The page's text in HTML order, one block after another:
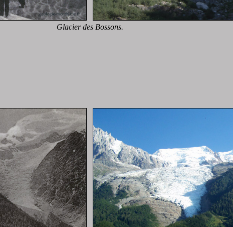
Glacier des Bossons.